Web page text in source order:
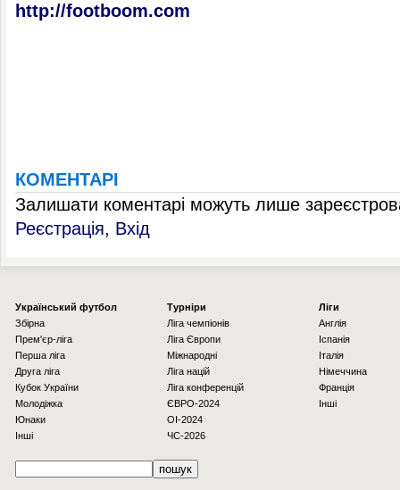
http://footboom.com
КОМЕНТАРІ
Залишати коментарі можуть лише
Реєстрація, Вхід
Українcький футбол
Збірна
Прем'єр-ліга
Перша ліга
Друга ліга
Кубок України
Молодіжка
Юнаки
Інші
Турніри
Ліга чемпіонів
Ліга Європи
Міжнародні
Ліга націй
Ліга конференцій
ЄВРО-2024
OI-2024
ЧС-2026
Ліги
Англія
Іспанія
Італія
Німеччина
Франція
Інші